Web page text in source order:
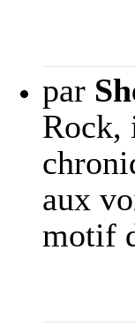
par
Rock,
aux
motif